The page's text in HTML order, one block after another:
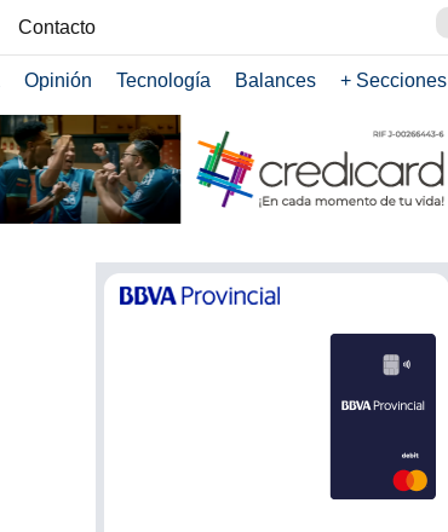
Contacto
Opinión Tecnología Balances + Secciones